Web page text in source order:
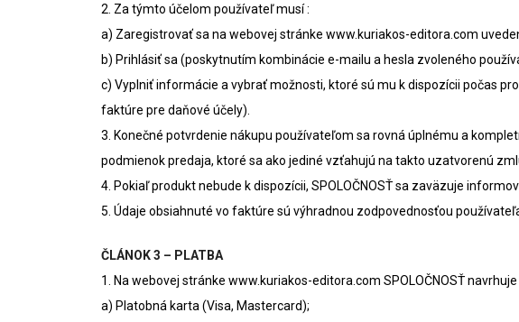
2. Za týmto účelom používateľ musí :
a) Zaregistrovať sa na webovej stránke www.kuriakos-editora.com
b) Prihlásiť sa (poskytnutím kombinácie e-mailu a hesla zvoleného
c) Vyplniť informácie a vybrať možnosti, ktoré sú mu k dispozícii počas
faktúre pre daňové účely).
3. Konečné potvrdenie nákupu používateľom sa rovná úplnému a
podmienok predaja, ktoré sa ako jediné vzťahujú na takto uzatvorenú
4. Pokiaľ produkt nebude k dispozícii, SPOLOČNOSŤ sa zaväzuje
5. Údaje obsiahnuté vo faktúre sú výhradnou zodpovednosťou
ČLÁNOK 3 – PLATBA
1. Na webovej stránke www.kuriakos-editora.com SPOLOČNOSŤ
a) Platobná karta (Visa, Mastercard);